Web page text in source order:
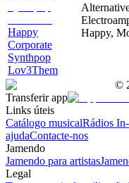
Happy
Corporate
Synthpop
Lov3Them
Happy,
©
Transferir app
Links úteis
Catálogo musicalRádios
ajudaContacte-nos
Jamendo
Jamendo para artistas
Legal